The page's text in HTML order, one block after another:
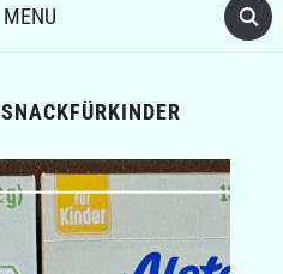
MENU
SNACKFÜRKINDER